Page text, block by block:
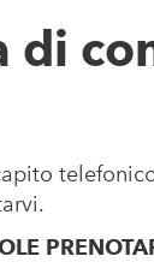
di